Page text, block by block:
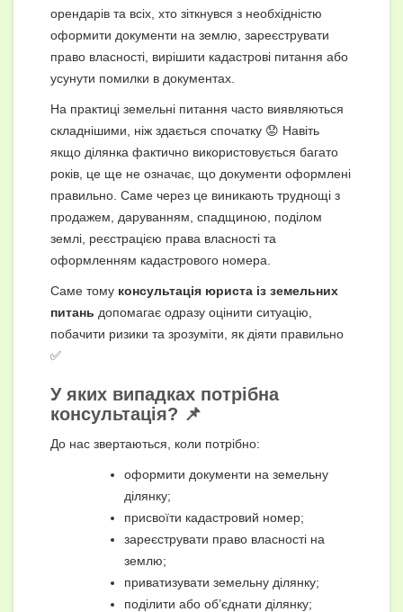
орендарів та всіх, хто зіткнувся з необхідністю
оформити документи на землю, зареєструвати
право власності, вирішити кадастрові питання або
усунути помилки в документах.
На практиці земельні питання часто виявляються
складнішими, ніж здається спочатку 😟 Навіть
якщо ділянка фактично використовується багато
років, це ще не означає, що документи оформлені
правильно. Саме через це виникають труднощі з
продажем, даруванням, спадщиною, поділом
землі, реєстрацією права власності та
оформленням кадастрового номера.
Саме тому консультація юриста із земельних
питань допомагає одразу оцінити ситуацію,
побачити ризики та зрозуміти, як діяти правильно
✅
У яких випадках потрібна
консультація? 📌
До нас звертаються, коли потрібно:
оформити документи на земельну
ділянку;
присвоїти кадастровий номер;
зареєструвати право власності на
землю;
приватизувати земельну ділянку;
поділити або об’єднати ділянку;